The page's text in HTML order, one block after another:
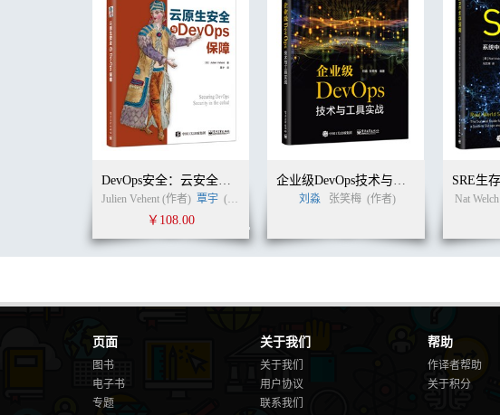
自动测试 247
小结 305
第8章 如何在团队环境下使用Terraform 308
在团队中实施IaC 308
部署应用程序代码的工作流程 315
部署基础设施代码的工作流程 325
将上述各点整合在一起 348
小结 350
关于作者 352
后记 356
DevOps安全：云安全服务
Julien Vehent (作者) 覃宇 (译者)
￥108.00
企业级DevOps技术与工具实战
刘淼 张笑梅 (作者) Nat Welch
页面
图书
电子书
专题
关于我们
关于我们
用户协议
联系我们
帮助
作译者帮助
关于积分